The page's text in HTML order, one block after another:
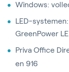
Windows:
LED-
GreenPower
Priva Office
en 916